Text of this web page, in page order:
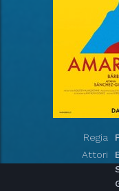
Regia
Attori